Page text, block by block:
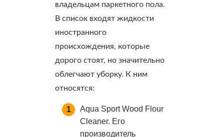
владельцам паркетного пола.
В список входят жидкости
иностранного
происхождения, которые
дорого стоят, но значительно
облегчают уборку. К ним
относятся:
Aqua Sport Wood Flour
Cleaner. Его
производитель